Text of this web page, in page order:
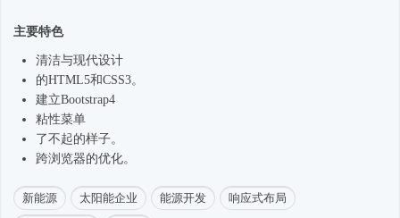
主要特色
清洁与现代设计
的HTML5和CSS3。
建立Bootstrap4
粘性菜单
了不起的样子。
跨浏览器的优化。
新能源 太阳能企业 能源开发 响应式布局